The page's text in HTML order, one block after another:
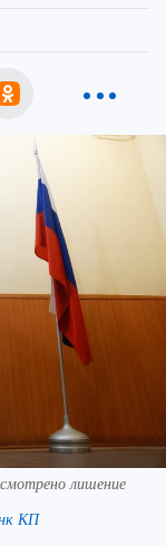
лишение
КП